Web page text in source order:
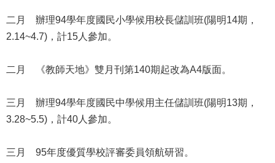
教
商
導
支
持
務
二月 辦理94學年度國民小學候用校長儲訓班(陽明14期，
2.14~4.7)，計15人參加。
二月 《教師天地》雙月刊第140期起改為A4版面。
三月 辦理94學年度國民中學候用主任儲訓班(陽明13期，
3.28~5.5)，計40人參加。
三月 95年度優質學校評審委員領航研習。